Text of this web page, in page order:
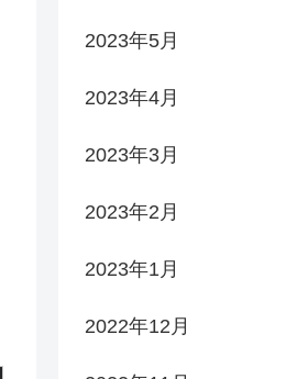
2023年5月
2023年4月
2023年3月
2023年2月
2023年1月
2022年12月